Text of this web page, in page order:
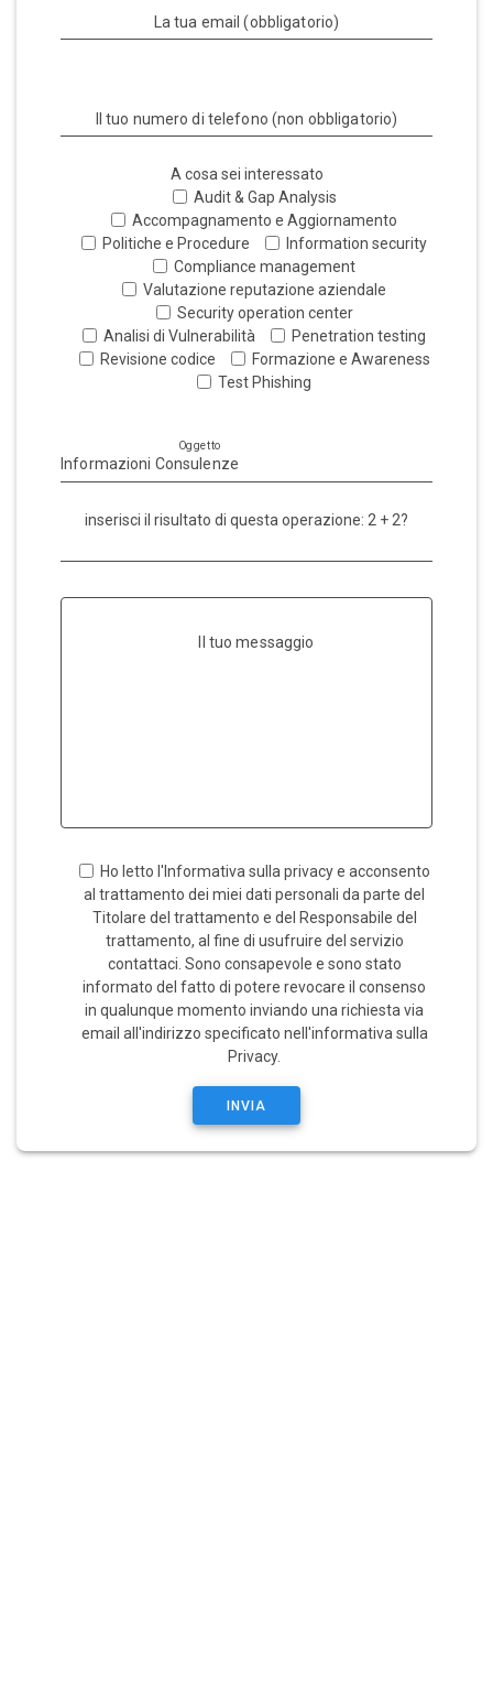
La tua email (obbligatorio)
Il tuo numero di telefono (non obbligatorio)
A cosa sei interessato
Audit & Gap Analysis
Accompagnamento e Aggiornamento
Politiche e Procedure
Information security
Compliance management
Valutazione reputazione aziendale
Security operation center
Analisi di Vulnerabilità
Penetration testing
Revisione codice
Formazione e Awareness
Test Phishing
Oggetto
inserisci il risultato di questa operazione: 2 + 2?
Il tuo messaggio
Ho letto l'Informativa sulla privacy e acconsento
al trattamento dei miei dati personali da parte del
Titolare del trattamento e del Responsabile del
trattamento, al fine di usufruire del servizio
contattaci. Sono consapevole e sono stato
informato del fatto di potere revocare il consenso
in qualunque momento inviando una richiesta via
email all'indirizzo specificato nell'informativa sulla
Privacy.